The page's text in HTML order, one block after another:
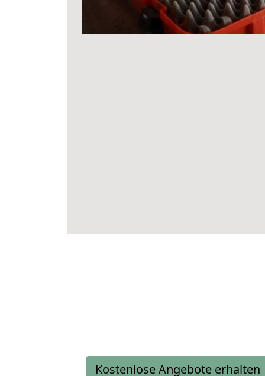
Kostenlose Angebote erhalten